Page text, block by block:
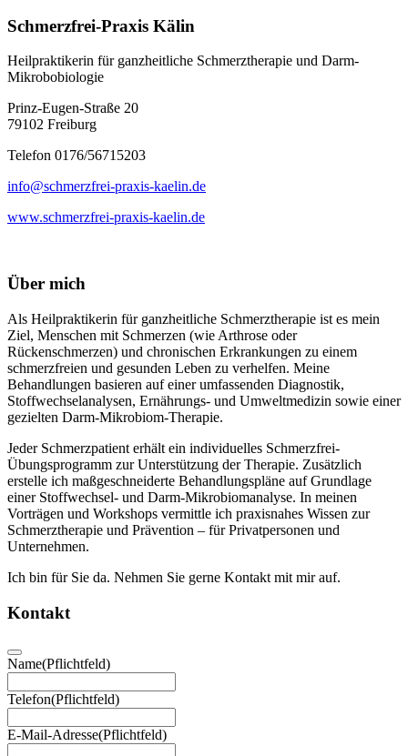
Schmerzfrei-Praxis Kälin
Heilpraktikerin für ganzheitliche Schmerztherapie und Darm-
Mikrobobiologie
Prinz-Eugen-Straße 20
79102 Freiburg
Telefon 0176/56715203
info@schmerzfrei-praxis-kaelin.de
www.schmerzfrei-praxis-kaelin.de
Über mich
Als Heilpraktikerin für ganzheitliche Schmerztherapie ist es mein
Ziel, Menschen mit Schmerzen (wie Arthrose oder
Rückenschmerzen) und chronischen Erkrankungen zu einem
schmerzfreien und gesunden Leben zu verhelfen. Meine
Behandlungen basieren auf einer umfassenden Diagnostik,
Stoffwechselanalysen, Ernährungs- und Umweltmedizin sowie einer
gezielten Darm-Mikrobiom-Therapie.
Jeder Schmerzpatient erhält ein individuelles Schmerzfrei-
Übungsprogramm zur Unterstützung der Therapie. Zusätzlich
erstelle ich maßgeschneiderte Behandlungspläne auf Grundlage
einer Stoffwechsel- und Darm-Mikrobiomanalyse. In meinen
Vorträgen und Workshops vermittle ich praxisnahes Wissen zur
Schmerztherapie und Prävention – für Privatpersonen und
Unternehmen.
Ich bin für Sie da. Nehmen Sie gerne Kontakt mit mir auf.
Kontakt
Name(Pflichtfeld)
Telefon(Pflichtfeld)
E-Mail-Adresse(Pflichtfeld)